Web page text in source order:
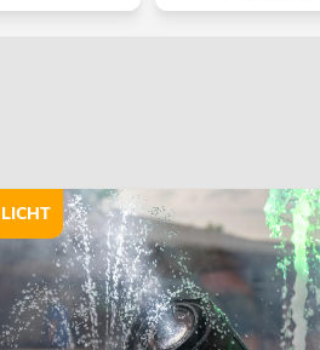
LICHT